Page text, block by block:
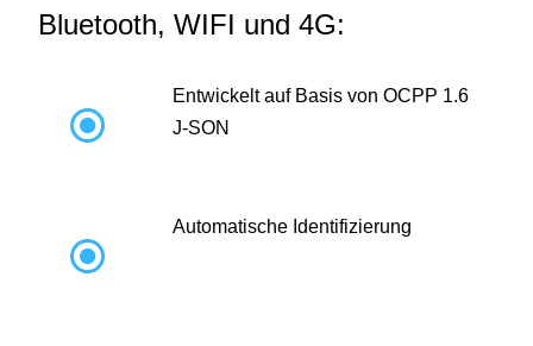
Bluetooth, WIFI und 4G:

Entwickelt auf Basis von OCPP 1.6
J-SON

Automatische Identifizierung